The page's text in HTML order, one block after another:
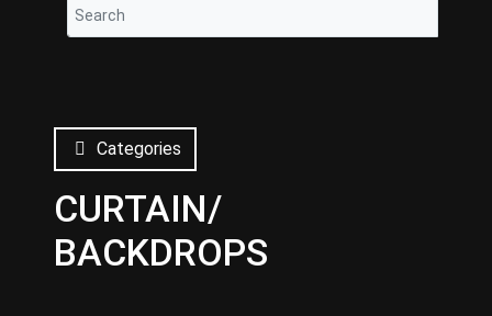
Categories
CURTAIN/
BACKDROPS